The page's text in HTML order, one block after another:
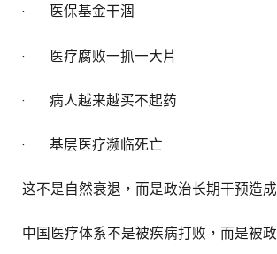
· 医保基金干涸
· 医疗腐败一抓一大片
· 病人越来越买不起药
· 基层医疗濒临死亡
这不是自然衰退，而是政治长期干预造
中国医疗体系不是被疾病打败，而是被